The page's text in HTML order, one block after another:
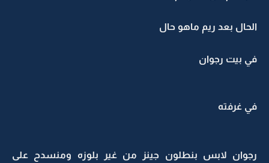
الحال بعد ريم ماهو حال
في بيت رجوان
في غرفته
رجوان لابس بنطلون جينز من غير بلوزه ومنسدح على